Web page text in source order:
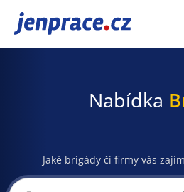
JenPráce.cz
Nabídka
Jaké brigády či firmy vás